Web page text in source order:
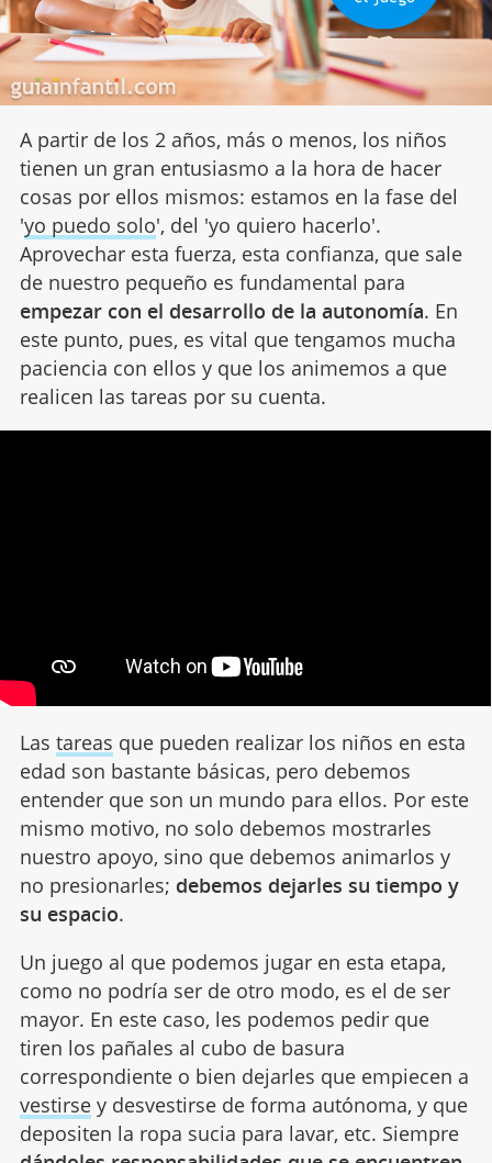
A partir de los 2 años, más o menos, los niños
tienen un gran entusiasmo a la hora de hacer
cosas por ellos mismos: estamos en la fase del
'yo puedo solo', del 'yo quiero hacerlo'.
Aprovechar esta fuerza, esta confianza, que sale
de nuestro pequeño es fundamental para
empezar con el desarrollo de la autonomía. En
este punto, pues, es vital que tengamos mucha
paciencia con ellos y que los animemos a que
realicen las tareas por su cuenta.
Las tareas que pueden realizar los niños en esta
edad son bastante básicas, pero debemos
entender que son un mundo para ellos. Por este
mismo motivo, no solo debemos mostrarles
nuestro apoyo, sino que debemos animarlos y
no presionarles; debemos dejarles su tiempo y
su espacio.
Un juego al que podemos jugar en esta etapa,
como no podría ser de otro modo, es el de ser
mayor. En este caso, les podemos pedir que
tiren los pañales al cubo de basura
correspondiente o bien dejarles que empiecen a
vestirsey desvestirse de forma autónoma, y que
depositen la ropa sucia para lavar, etc. Siempre